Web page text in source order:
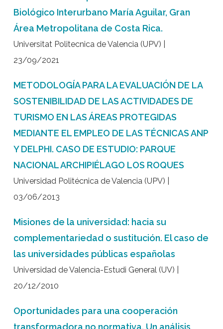
Biológico Interurbano María Aguilar, Gran
Área Metropolitana de Costa Rica.
Universitat Politecnica de Valencia (UPV) |
23/09/2021
METODOLOGÍA PARA LA EVALUACIÓN DE LA
SOSTENIBILIDAD DE LAS ACTIVIDADES DE
TURISMO EN LAS ÁREAS PROTEGIDAS
MEDIANTE EL EMPLEO DE LAS TÉCNICAS ANP
Y DELPHI. CASO DE ESTUDIO: PARQUE
NACIONAL ARCHIPIÉLAGO LOS ROQUES
Universidad Politécnica de Valencia (UPV) |
03/06/2013
Misiones de la universidad: hacia su
complementariedad o sustitución. El caso de
las universidades públicas españolas
Universidad de Valencia-Estudi General (UV) |
20/12/2010
Oportunidades para una cooperación
transformadora no normativa. Un análisis